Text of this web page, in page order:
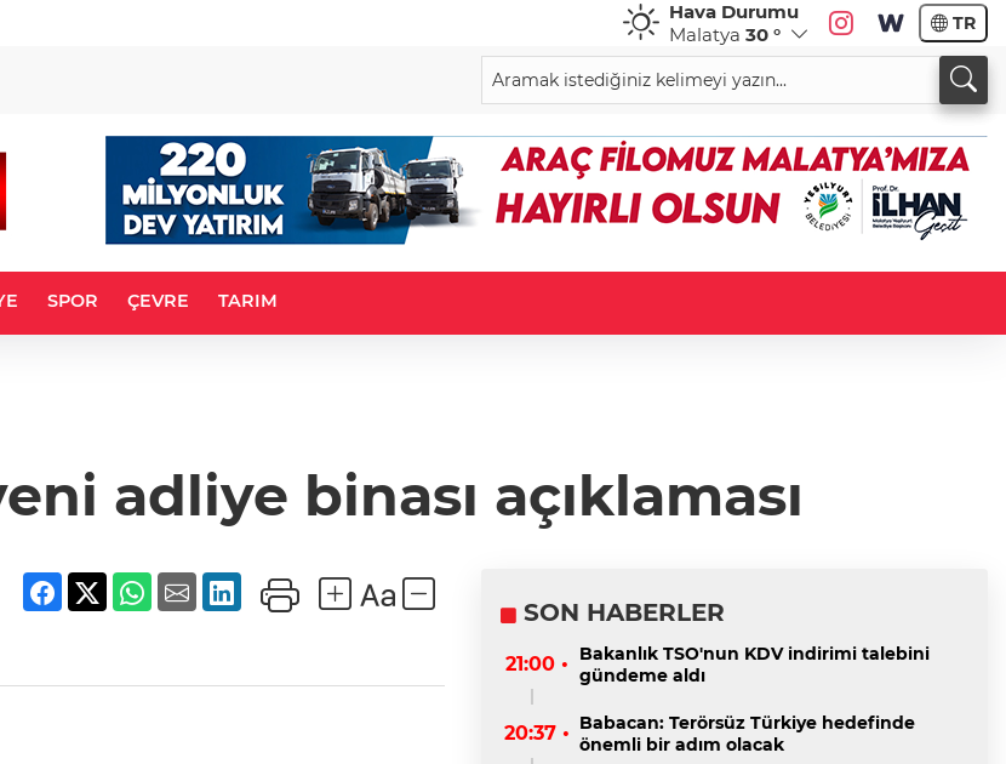
Hava Durumu
Malatya 30 ° TR
SPOR ÇEVRE TARIM
adliye binası açıklaması
SON HABERLER
21:00 •
Bakanlık TSO'nun KDV indirimi talebini
gündeme aldı
20:37 • Babacan: Terörsüz Türkiye hedefinde
önemli bir adım olacak